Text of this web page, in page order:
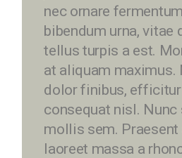
nec ornare
bibendum urna, vitae
tellus turpis a est.
at aliquam maximus.
dolor finibus,
consequat nisl. Nunc
mollis sem. Praesent
laoreet massa a